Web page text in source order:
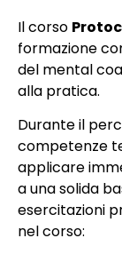
Il corso
formazione
del mental
alla pratica.
Durante il
competenze
applicare
a una solida
esercitazioni
nel corso: